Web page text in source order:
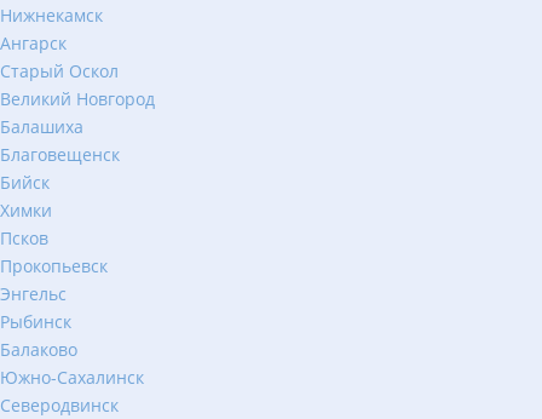
Нижнекамск
Ангарск
Старый Оскол
Великий Новгород
Балашиха
Благовещенск
Бийск
Химки
Псков
Прокопьевск
Энгельс
Рыбинск
Балаково
Южно-Сахалинск
Северодвинск